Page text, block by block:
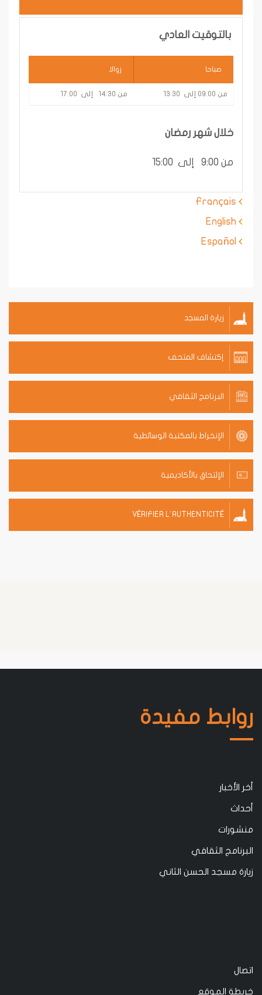
بالتوقيت العادي
صباحا زوالا
من 09:00 إلى 13:30 من 14:30 إلى 17:00
خلال شهر رمضان
من 9:00 إلى 15:00
Français
English
Español
زيارة المسجد
إكتشاف المتحف
البرنامج الثقافي
الإنخراط بالمكتبة الوسائطية
الإلتحاق بالأكاديمية
VÉRIFIER L'AUTHENTICITÉ
روابط مفيدة
أخر الأخبار
أحداث
منشورات
البرنامج الثقافي
زيارة مسجد الحسن الثاني
اتصال
خريطة الموقع